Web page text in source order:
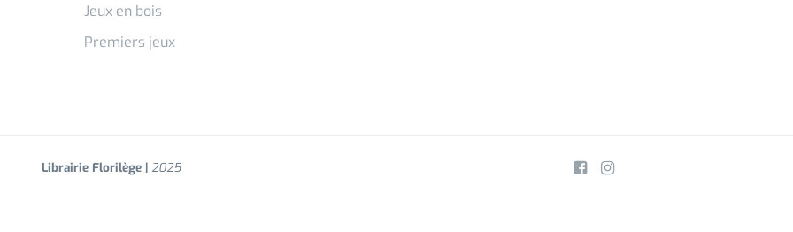
Jeux en bois
Premiers jeux
Librairie Florilège | 2025